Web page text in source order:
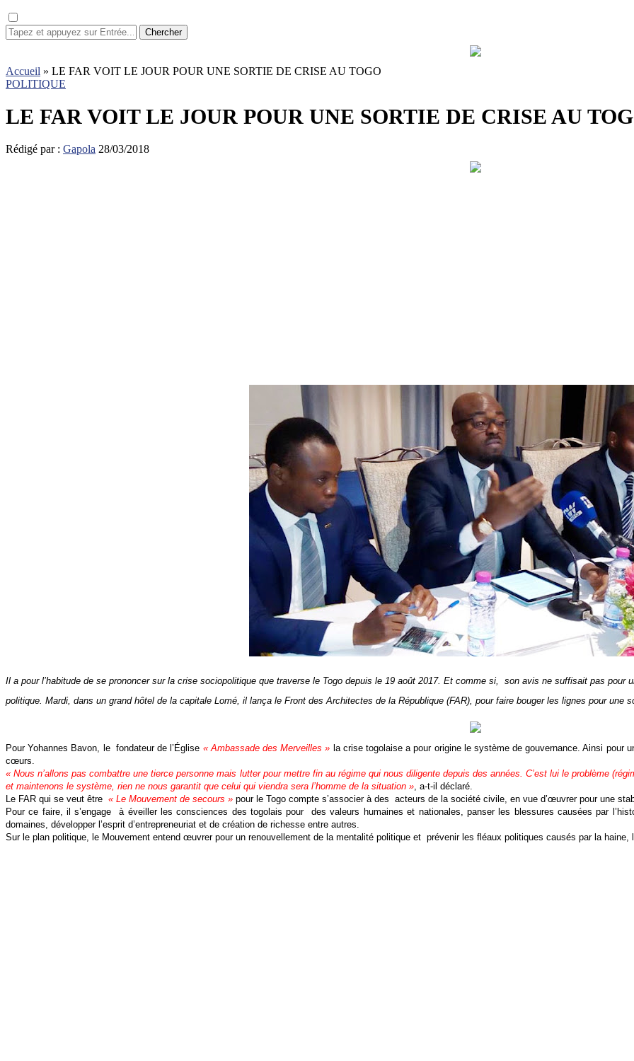
Chercher
Accueil » LE FAR VOIT LE JOUR POUR UNE SORTIE DE CRISE AU TOGO
POLITIQUE
LE FAR VOIT LE JOUR POUR UNE SORTIE DE CRISE AU
Rédigé par : Gapola 28/03/2018
Il a pour l’habitude de se prononcer sur la crise sociopolitique que traverse le Togo depuis le 19 août 2017. Et comme si, son avis ne suffisait pas
politique. Mardi, dans un grand hôtel de la capitale Lomé, il lança le Front des Architectes de la République (FAR), pour faire bouger les lignes pour une
Pour Yohannes Bavon, le fondateur de l’Église « Ambassade des Merveilles » la crise togolaise a pour origine le système de gouvernance. Ainsi
cœurs.
« Nous n’allons pas combattre une tierce personne mais lutter pour mettre fin au régime qui nous diligente depuis des années. C’est lui le problème
et maintenons le système, rien ne nous garantit que celui qui viendra sera l’homme de la situation », a-t-il déclaré.
Le FAR qui se veut être « Le Mouvement de secours » pour le Togo compte s’associer à des acteurs de la société civile, en vue d’œuvrer pour une
Pour ce faire, il s’engage à éveiller les consciences des togolais pour des valeurs humaines et nationales, panser les blessures causées par
domaines, développer l’esprit d’entrepreneuriat et de création de richesse entre autres.
Sur le plan politique, le Mouvement entend œuvrer pour un renouvellement de la mentalité politique et prévenir les fléaux politiques causés par la haine,